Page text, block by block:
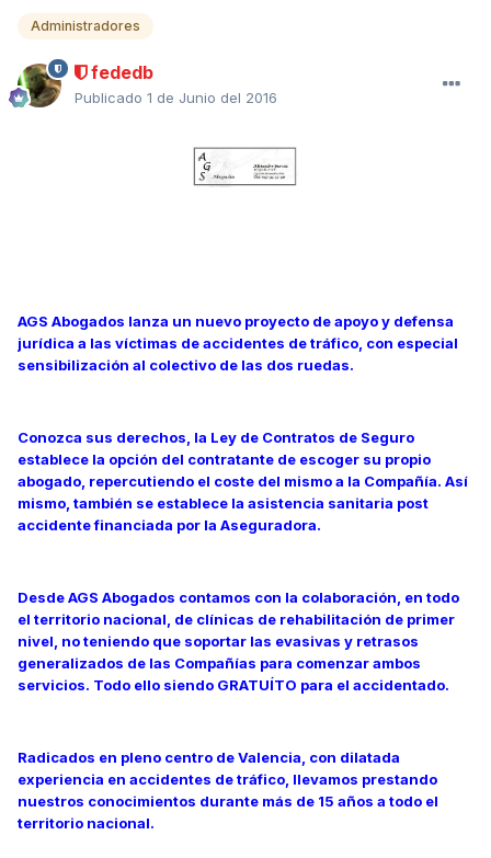
Administradores
fededb
Publicado 1 de Junio del 2016
AGS Abogados lanza un nuevo proyecto de apoyo y defensa
jurídica a las víctimas de accidentes de tráfico, con especial
sensibilización al colectivo de las dos ruedas.
Conozca sus derechos, la Ley de Contratos de Seguro
establece la opción del contratante de escoger su propio
abogado, repercutiendo el coste del mismo a la Compañía. Así
mismo, también se establece la asistencia sanitaria post
accidente financiada por la Aseguradora.
Desde AGS Abogados contamos con la colaboración, en todo
el territorio nacional, de clínicas de rehabilitación de primer
nivel, no teniendo que soportar las evasivas y retrasos
generalizados de las Compañías para comenzar ambos
servicios. Todo ello siendo GRATUÍTO para el accidentado.
Radicados en pleno centro de Valencia, con dilatada
experiencia en accidentes de tráfico, llevamos prestando
nuestros conocimientos durante más de 15 años a todo el
territorio nacional.